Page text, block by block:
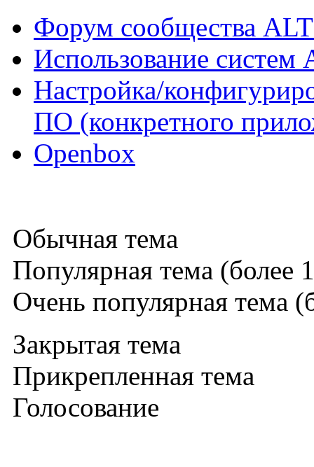
Форум сообщества
Использование систем
Настройка/
ПО (конкретного
Openbox
Обычная тема
Популярная тема (более
Очень популярная тема
Закрытая тема
Прикрепленная тема
Голосование